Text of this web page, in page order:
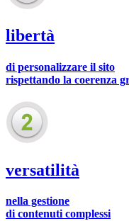
libertà
di personalizzare il sito
rispettando la coerenza
versatilità
nella gestione
di contenuti complessi